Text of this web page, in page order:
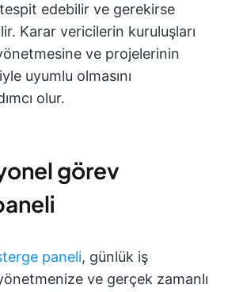
edebilir ve gerekirse
Karar vericilerin kuruluşları
ve projelerinin
uyumlu olmasını
olur.
görev
paneli, günlük iş
ve gerçek zamanlı